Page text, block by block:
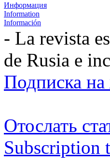
Информация
Information
Información
- La revista
de Rusia e
Подписка
Отослать
Subscription